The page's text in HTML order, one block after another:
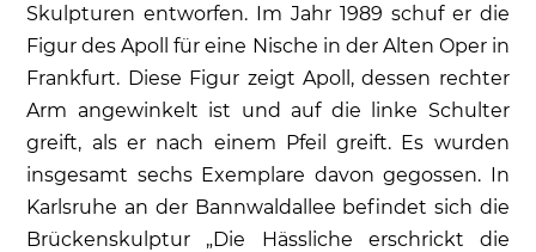
Skulpturen entworfen. Im Jahr 1989 schuf er die
Figur des Apoll für eine Nische in der Alten Oper in
Frankfurt. Diese Figur zeigt Apoll, dessen rechter
Arm angewinkelt ist und auf die linke Schulter
greift, als er nach einem Pfeil greift. Es wurden
insgesamt sechs Exemplare davon gegossen. In
Karlsruhe an der Bannwaldallee befindet sich die
Brückenskulptur „Die Hässliche erschrickt die